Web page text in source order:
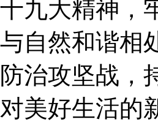
十九大精神，
与自然和谐相
防治攻坚战，
对美好生活的